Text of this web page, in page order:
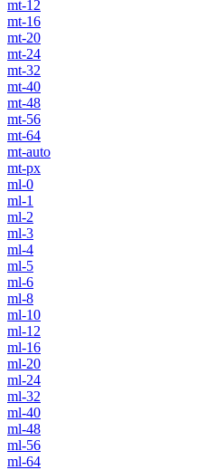
mt-12
mt-16
mt-20
mt-24
mt-32
mt-40
mt-48
mt-56
mt-64
mt-auto
mt-px
ml-0
ml-1
ml-2
ml-3
ml-4
ml-5
ml-6
ml-8
ml-10
ml-12
ml-16
ml-20
ml-24
ml-32
ml-40
ml-48
ml-56
ml-64